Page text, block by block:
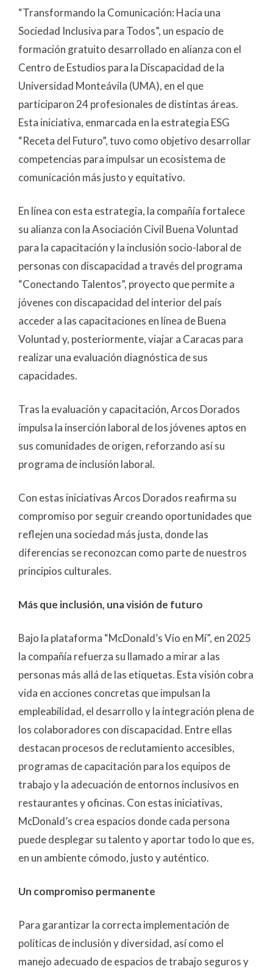
“Transformando la Comunicación: Hacia una
Sociedad Inclusiva para Todos”, un espacio de
formación gratuito desarrollado en alianza con el
Centro de Estudios para la Discapacidad de la
Universidad Monteávila (UMA), en el que
participaron 24 profesionales de distintas áreas.
Esta iniciativa, enmarcada en la estrategia ESG
“Receta del Futuro”, tuvo como objetivo desarrollar
competencias para impulsar un ecosistema de
comunicación más justo y equitativo.
En línea con esta estrategia, la compañía fortalece
su alianza con la Asociación Civil Buena Voluntad
para la capacitación y la inclusión socio-laboral de
personas con discapacidad a través del programa
“Conectando Talentos”, proyecto que permite a
jóvenes con discapacidad del interior del país
acceder a las capacitaciones en línea de Buena
Voluntad y, posteriormente, viajar a Caracas para
realizar una evaluación diagnóstica de sus
capacidades.
Tras la evaluación y capacitación, Arcos Dorados
impulsa la inserción laboral de los jóvenes aptos en
sus comunidades de origen, reforzando así su
programa de inclusión laboral.
Con estas iniciativas Arcos Dorados reafirma su
compromiso por seguir creando oportunidades que
reflejen una sociedad más justa, donde las
diferencias se reconozcan como parte de nuestros
principios culturales.
Más que inclusión, una visión de futuro
Bajo la plataforma “McDonald’s Vio en Mí”, en 2025
la compañía refuerza su llamado a mirar a las
personas más allá de las etiquetas. Esta visión cobra
vida en acciones concretas que impulsan la
empleabilidad, el desarrollo y la integración plena de
los colaboradores con discapacidad. Entre ellas
destacan procesos de reclutamiento accesibles,
programas de capacitación para los equipos de
trabajo y la adecuación de entornos inclusivos en
restaurantes y oficinas. Con estas iniciativas,
McDonald’s crea espacios donde cada persona
puede desplegar su talento y aportar todo lo que es,
en un ambiente cómodo, justo y auténtico.
Un compromiso permanente
Para garantizar la correcta implementación de
políticas de inclusión y diversidad, así como el
manejo adecuado de espacios de trabajo seguros y